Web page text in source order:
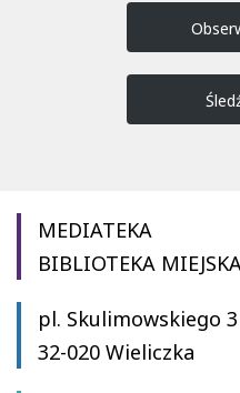
MEDIATEKA
BIBLIOTEKA
pl. Skulimowskiego 3
32-020 Wieliczka